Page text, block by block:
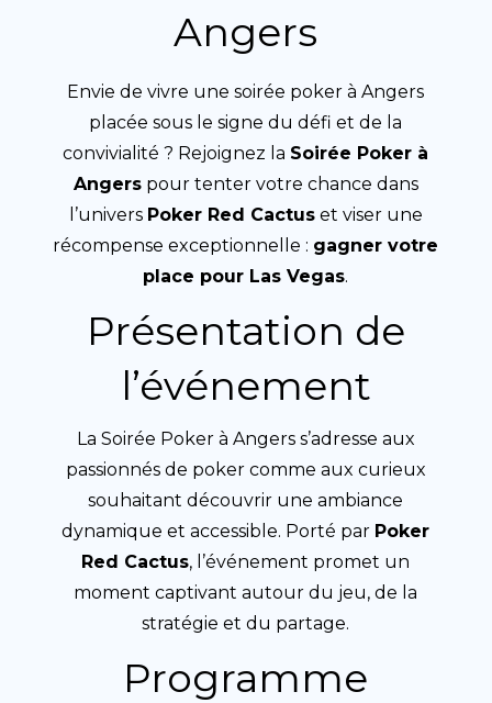
Angers
Envie de vivre une soirée poker à Angers
placée sous le signe du défi et de la
convivialité ? Rejoignez la Soirée Poker à
Angerspour tenter votre chance dans
l’univers Poker Red Cactuset viser une
récompense exceptionnelle : gagner votre
place pour Las Vegas.
Présentation de
l’événement
La Soirée Poker à Angers s’adresse aux
passionnés de poker comme aux curieux
souhaitant découvrir une ambiance
dynamique et accessible. Porté par Poker
Red Cactus, l’événement promet un
moment captivant autour du jeu, de la
stratégie et du partage.
Programme